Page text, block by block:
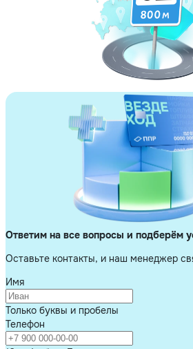
Ответим на все вопросы и подберём
Оставьте контакты, и наш менеджер
Имя
Только буквы и пробелы
Телефон